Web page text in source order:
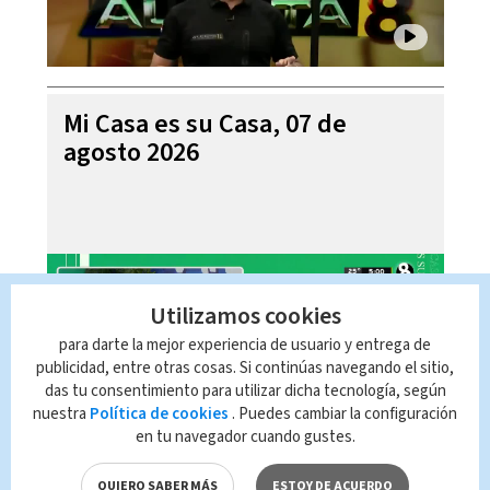
Mi Casa es su Casa, 07 de
agosto 2026
Telediario En Directo con Paula
Utilizamos cookies
para darte la mejor experiencia de usuario y entrega de
publicidad, entre otras cosas. Si continúas navegando el sitio,
das tu consentimiento para utilizar dicha tecnología, según
nuestra Política de cookies . Puedes cambiar la configuración
en tu navegador cuando gustes.
QUIERO SABER MÁS ESTOY DE ACUERDO